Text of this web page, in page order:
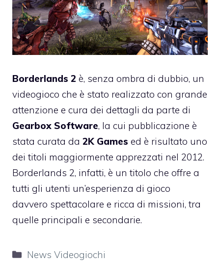
Borderlands 2 è, senza ombra di dubbio, un
videogioco che è stato realizzato con grande
attenzione e cura dei dettagli da parte di
Gearbox Software, la cui pubblicazione è
stata curata da 2K Games ed è risultato uno
dei titoli maggiormente apprezzati nel 2012.
Borderlands 2, infatti, è un titolo che offre a
tutti gli utenti un’esperienza di gioco
davvero spettacolare e ricca di missioni, tra
quelle principali e secondarie.
Categorie
News Videogiochi